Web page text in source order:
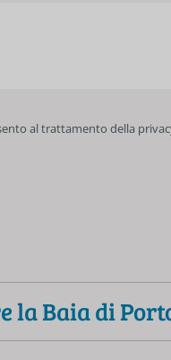
al trattamento della
la Baia di